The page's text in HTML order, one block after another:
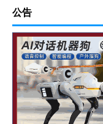
公告